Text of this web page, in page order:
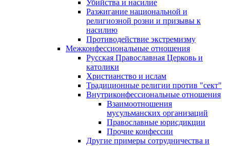
Убийства и насилие
Разжигание национальной и
религиозной розни и призывы к
насилию
Противодействие экстремизму
Межконфессиональные отношения
Русская Православная Церковь и
католики
Христианство и ислам
Традиционные религии против "сект"
Внутриконфессиональные отношения
Взаимоотношения
мусульманских организаций
Православные юрисдикции
Прочие конфессии
Другие примеры сотрудничества и